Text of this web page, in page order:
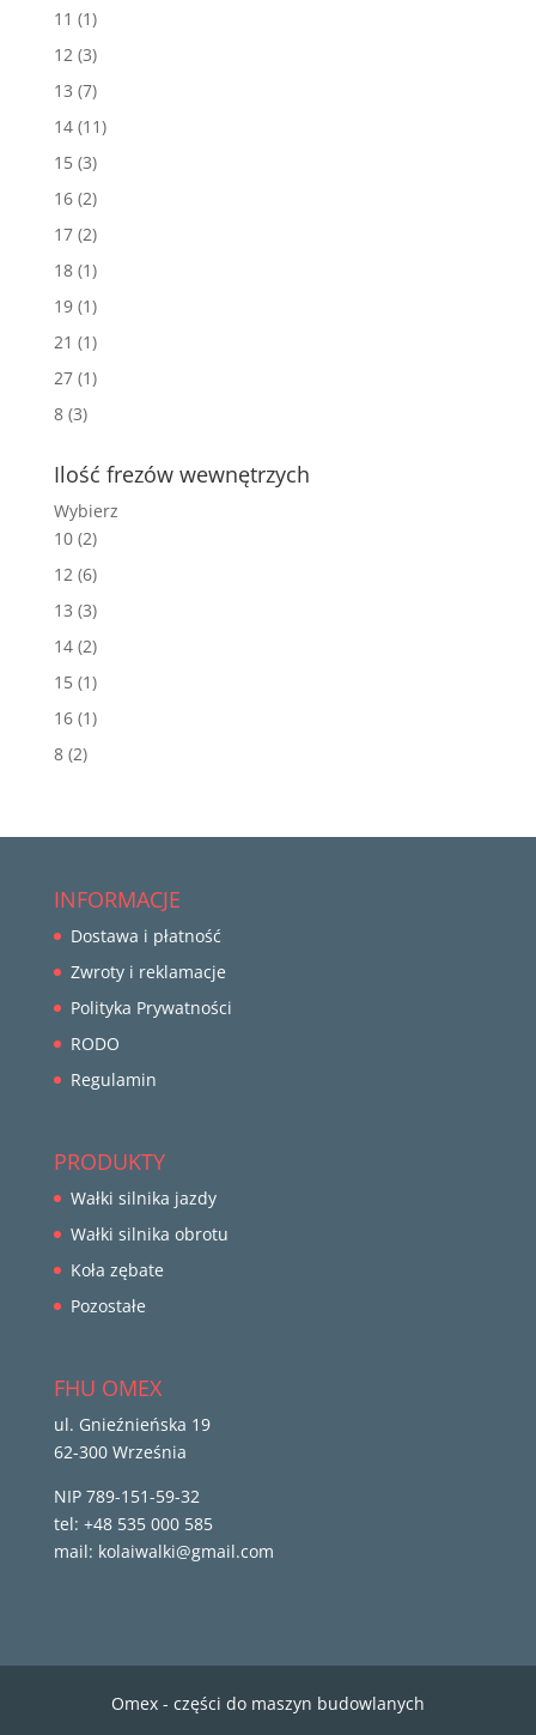
11 (1)
12 (3)
13 (7)
14 (11)
15 (3)
16 (2)
17 (2)
18 (1)
19 (1)
21 (1)
27 (1)
8 (3)
Ilość frezów wewnętrzych
Wybierz
10 (2)
12 (6)
13 (3)
14 (2)
15 (1)
16 (1)
8 (2)
INFORMACJE
Dostawa i płatność
Zwroty i reklamacje
Polityka Prywatności
RODO
Regulamin
PRODUKTY
Wałki silnika jazdy
Wałki silnika obrotu
Koła zębate
Pozostałe
FHU OMEX
ul. Gnieźnieńska 19
62-300 Września
NIP 789-151-59-32
tel: +48 535 000 585
mail: kolaiwalki@gmail.com
Omex - części do maszyn budowlanych